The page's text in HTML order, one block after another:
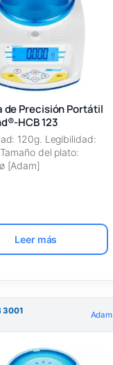
de Precisión Portátil
HCB 123
120g. Legibilidad:
del plato:
[Adam]
Leer más
3001 Adam